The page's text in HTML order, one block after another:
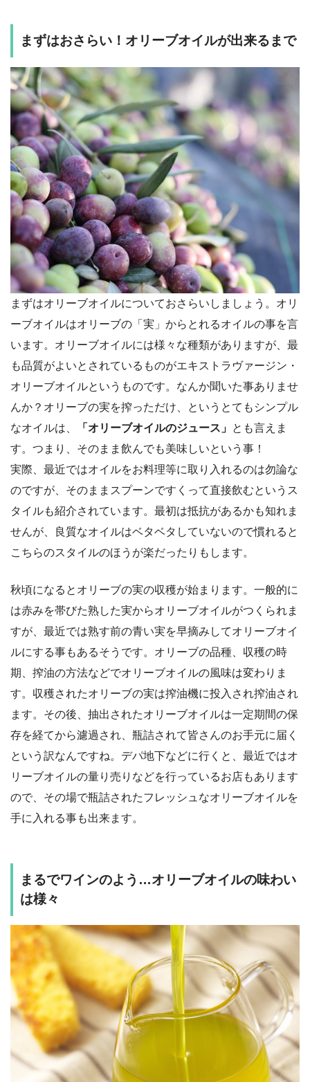
まずはおさらい！オリーブオイルが出来るまで
まずはオリーブオイルについておさらいしましょう。オリ
ーブオイルはオリーブの「実」からとれるオイルの事を言
います。オリーブオイルには様々な種類がありますが、最
も品質がよいとされているものがエキストラヴァージン・
オリーブオイルというものです。なんか聞いた事ありませ
んか？オリーブの実を搾っただけ、というとてもシンプル
なオイルは、
「オリーブオイルのジュース」 とも言えま
す。つまり、そのまま飲んでも美味しいという事！
実際、最近ではオイルをお料理等に取り入れるのは勿論な
のですが、そのままスプーンですくって直接飲むというス
タイルも紹介されています。最初は抵抗があるかも知れま
せんが、良質なオイルはベタベタしていないので慣れると
こちらのスタイルのほうが楽だったりもします。
秋頃になるとオリーブの実の収穫が始まります。一般的に
は赤みを帯びた熟した実からオリーブオイルがつくられま
すが、最近では熟す前の青い実を早摘みしてオリーブオイ
ルにする事もあるそうです。オリーブの品種、収穫の時
期、搾油の方法などでオリーブオイルの風味は変わりま
す。収穫されたオリーブの実は搾油機に投入され搾油され
ます。その後、抽出されたオリーブオイルは一定期間の保
存を経てから濾過され、瓶詰されて皆さんのお手元に届く
という訳なんですね。デパ地下などに行くと、最近ではオ
リーブオイルの量り売りなどを行っているお店もあります
ので、その場で瓶詰されたフレッシュなオリーブオイルを
手に入れる事も出来ます。
まるでワインのよう…オリーブオイルの味わい
は様々